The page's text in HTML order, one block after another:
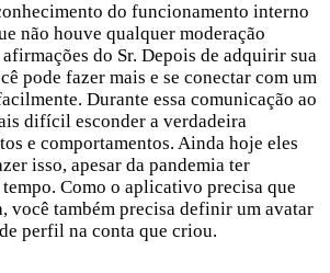
do funcionamento interno
não houve qualquer moderação
afirmações do Sr. Depois de adquirir sua
pode fazer mais e se conectar com um
Durante essa comunicação ao
difícil esconder a verdadeira
e comportamentos. Ainda hoje eles
isso, apesar da pandemia ter
Como o aplicativo precisa que
você também precisa definir um avatar
perfil na conta que criou.